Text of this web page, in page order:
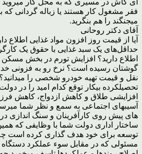
فقر مشغول کار هستند یا زباله گردانی که
میجنگند را هم بنگرید.
آقای دکتر روحانی
آیا از قیمت روز افزون مواد غذایی اطلاع
حداقل‌های یک سبد غذایی با حقوق یک
اطلاع دارید؟ افزایش تورم در بخش مسکن
گوشتان رسیده است؟ نرخ رو به فزونی
نقل و قیمت تهیه خودرو شخصی را میدانید؟
تحصیلکرده بیکار توقع کدام امید را در دولت
افزایشی طلاق و کاهش ازدواج، کاهش
آسیبهای اجتماعی به سمع و نظر شما
های پیش روی کارآفرینان و سنگ اندازی
ساختار اداری دولت شما با وظایفی که
توسعه برای خود هدف گذاری کرده است
مسئولی که در مقابل سوء عملکرد